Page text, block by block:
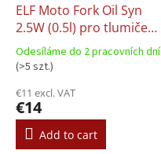
ELF Moto Fork Oil Syn
2.5W (0.5l) pro tlumiče
nárazů
Odesíláme do 2 pracovních dní
(>5 szt.)
€11 excl. VAT
€14
Add to cart